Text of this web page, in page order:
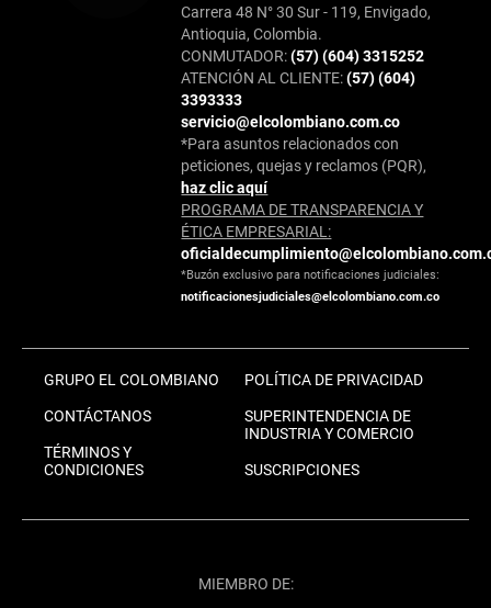
Carrera 48 N° 30 Sur - 119, Envigado,
Antioquia, Colombia.
CONMUTADOR:(57) (604) 3315252
ATENCIÓN AL CLIENTE:(57) (604)
3393333
servicio@elcolombiano.com.co
*Para asuntos relacionados con
peticiones, quejas y reclamos (PQR),
haz clic aquí
PROGRAMA DE TRANSPARENCIA Y
ÉTICA EMPRESARIAL:
*Buzón exclusivo para notificaciones judiciales:
notificacionesjudiciales@elcolombiano.com.co
GRUPO EL COLOMBIANO
CONTÁCTANOS
TÉRMINOS Y
CONDICIONES
POLÍTICA DE PRIVACIDAD
SUPERINTENDENCIA DE
INDUSTRIA Y COMERCIO
SUSCRIPCIONES
MIEMBRO DE: